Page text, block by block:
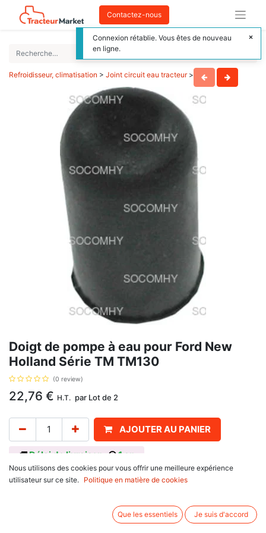
Contactez-nous
Refroidisseur, climatisation > Joint circuit eau tracteur>
Doigt de pompe à eau pour Ford New
Holland Série TM TM130
(0 review)
22,76 € H.T. par Lot de 2
AJOUTER AU PANIER
Délai de livraison : 1 an
Se monte sur
Nous utilisons des cookies pour vous offrir une meilleure expérience
utilisateur sur ce site.
Politique en matière de cookies
Que les essentiels Je suis d'accord
Connexion rétablie. Vous êtes de nouveau
en ligne.